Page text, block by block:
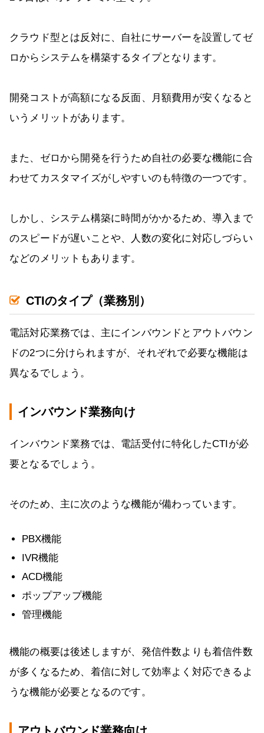
クラウド型とは反対に、自社にサーバーを設置してゼ
ロからシステムを構築するタイプとなります。
開発コストが高額になる反面、月額費用が安くなると
いうメリットがあります。
また、ゼロから開発を行うため自社の必要な機能に合
わせてカスタマイズがしやすいのも特徴の一つです。
しかし、システム構築に時間がかかるため、導入まで
のスピードが遅いことや、人数の変化に対応しづらい
などのメリットもあります。
CTIのタイプ（業務別）
電話対応業務では、主にインバウンドとアウトバウン
ドの2つに分けられますが、それぞれで必要な機能は
異なるでしょう。
インバウンド業務向け
インバウンド業務では、電話受付に特化したCTIが必
要となるでしょう。
そのため、主に次のような機能が備わっています。
PBX機能
IVR機能
ACD機能
ポップアップ機能
管理機能
機能の概要は後述しますが、発信件数よりも着信件数
が多くなるため、着信に対して効率よく対応できるよ
うな機能が必要となるのです。